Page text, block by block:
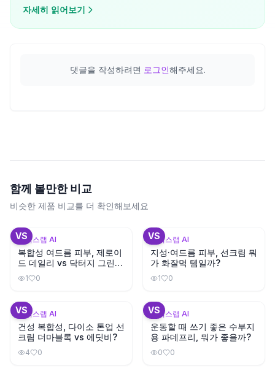
다.
자세히 읽어보기
댓글을 작성하려면 로그인해주세요.
함께 볼만한 비교
비슷한 제품 비교를 더 확인해보세요
VS
뷰틱스랩 AI
복합성 여드름 피부, 제로이
드 데일리 vs 닥터지 그린마
일드업 선크림?
1 0
VS
뷰틱스랩 AI
지성·여드름 피부, 선크림 뭐
가 화잘먹 템일까?
1 0
VS
뷰틱스랩 AI
건성 복합성, 다이소 톤업 선
크림 더마블록 vs 에딧비?
4 0
VS
뷰틱스랩 AI
운동할 때 쓰기 좋은 수부지
용 파데프리, 뭐가 좋을까?
0 0